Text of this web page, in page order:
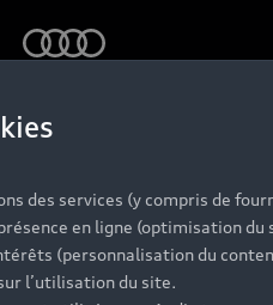
des services (y compris de
en ligne (optimisation du
(personnalisation du
l’utilisation du site.